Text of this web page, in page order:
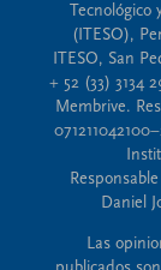
Tecnológico
(ITESO),
ITESO, San
+ 52 (33) 3134
Membrive.
Daniel
Las